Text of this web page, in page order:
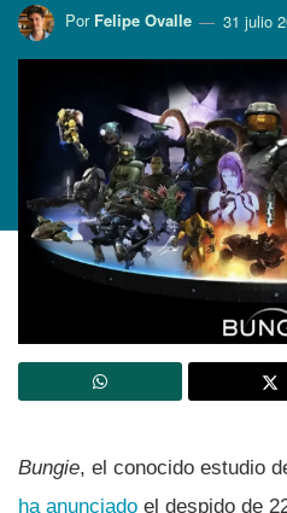
Por Felipe Ovalle 31 julio
Bungie, el conocido estudio
ha anunciado el despido de